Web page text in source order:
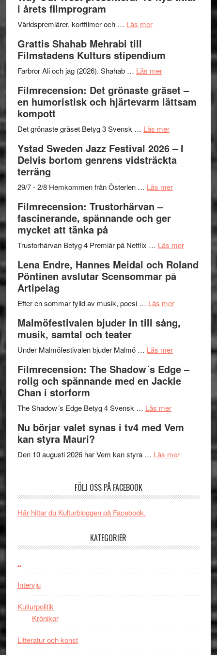
The
Files:
I
Want
Believe
–
Frankenshtey
med
Fox
och
Scully
i årets filmprogram
Världspremiärer, kortfilmer och … Läs merom
West
presenterar
nya
titlar
årets
Grattis Shahab Mehrabi till
Filmstadens Kulturs stipendium
Farbror Ali och jag (2026). Shahab … Läs merom
Shahab
Mehrabi
Filmstadens
stipendium
Filmrecension: Det grönaste gräset –
en humoristisk och hjärtevarm lättsam
kompott
Det grönaste gräset Betyg 3 Svensk … Läs merom
Filmrecension:
Det
grönaste
–
och
lättsam
Ystad Sweden Jazz Festival 2026 – I
Delvis bortom genrens vidsträckta
terräng
29/7 - 2/8 Hemkommen från Österlen … Läs merom
2026
I
Delvis
genrens
terräng
Filmrecension: Trustorhärvan –
fascinerande, spännande och ger
mycket att tänka på
Trustorhärvan Betyg 4 Premiär på Netflix … Läs merom
på
Lena Endre, Hannes Meidal och Roland
Pöntinen avslutar Scensommar på
Artipelag
Efter en sommar fylld av musik, poesi … Läs merom
Endre,
Roland
Pöntinen
Artipelag
Malmöfestivalen bjuder in till sång,
musik, samtal och teater
Under Malmöfestivalen bjuder Malmö … Läs merom
bjuder
in
samtal
teater
Filmrecension: The Shadow´s Edge –
rolig och spännande med en Jackie
Chan i storform
The Shadow´s Edge Betyg 4 Svensk … Läs merom
The
´s
och
Jackie
Nu börjar valet synas i tv4 med Vem
kan styra Mauri?
Den 10 augusti 2026 har Vem kan styra … Läs merom
synas
Vem
FÖLJ OSS PÅ FACEBOOK
Här hittar du Kulturbloggen på Facebook.
KATEGORIER
..
Intervju
Kulturpolitik
Krönikor
Litteratur och konst